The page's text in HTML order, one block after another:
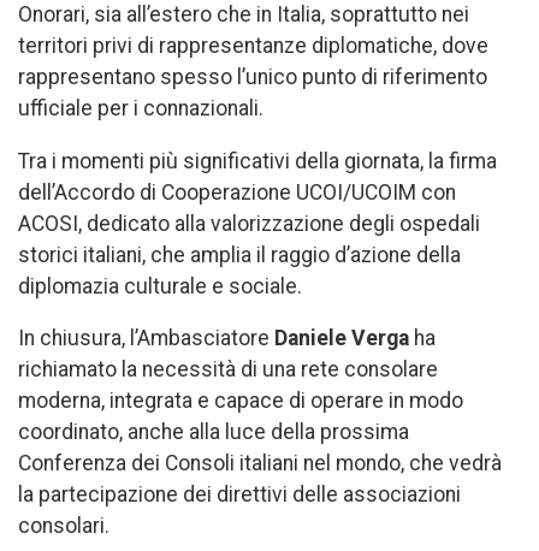
Onorari, sia all’estero che in Italia, soprattutto nei
territori privi di rappresentanze diplomatiche, dove
rappresentano spesso l’unico punto di riferimento
ufficiale per i connazionali.
Tra i momenti più significativi della giornata, la firma
dell’Accordo di Cooperazione UCOI/UCOIM con
ACOSI, dedicato alla valorizzazione degli ospedali
storici italiani, che amplia il raggio d’azione della
diplomazia culturale e sociale.
In chiusura, l’Ambasciatore Daniele Verga ha
richiamato la necessità di una rete consolare
moderna, integrata e capace di operare in modo
coordinato, anche alla luce della prossima
Conferenza dei Consoli italiani nel mondo, che vedrà
la partecipazione dei direttivi delle associazioni
consolari.